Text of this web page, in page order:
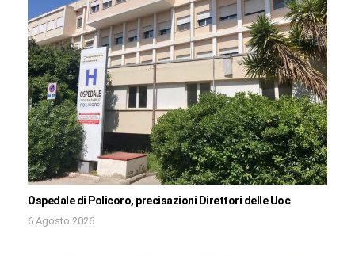
Ospedale di Policoro, precisazioni Direttori delle Uoc
6 Agosto 2026